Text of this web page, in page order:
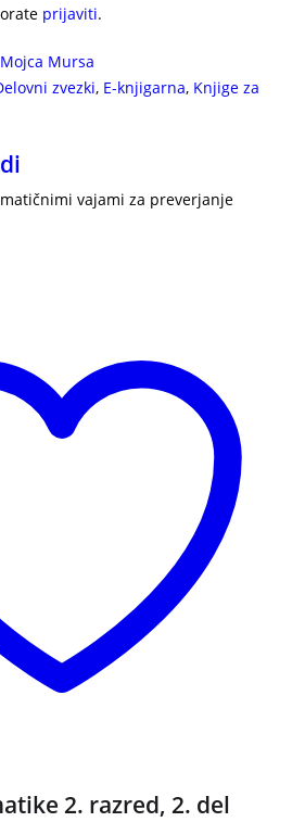
prijaviti.
Mojca Mursa
zvezki, E-knjigarna, Knjige za
vajami za preverjanje
2. razred, 2. del